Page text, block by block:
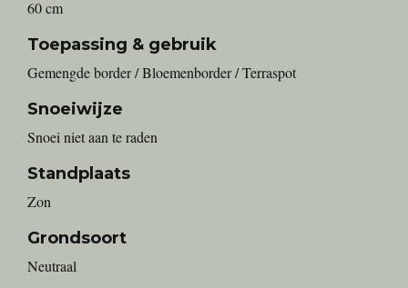
60 cm
Toepassing & gebruik
Gemengde border / Bloemenborder / Terraspot
Snoeiwijze
Snoei niet aan te raden
Standplaats
Zon
Grondsoort
Neutraal